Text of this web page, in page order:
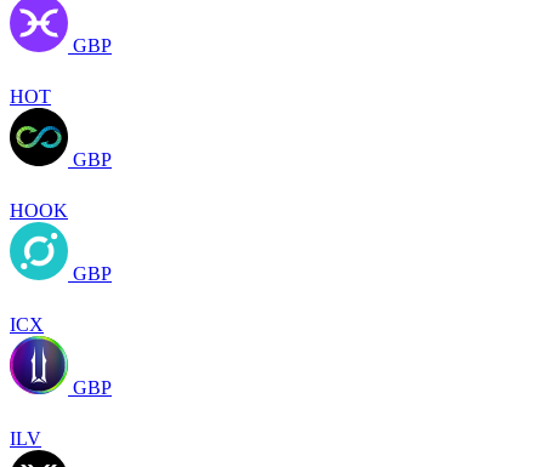
GBP
HOT
GBP
HOOK
GBP
ICX
GBP
ILV